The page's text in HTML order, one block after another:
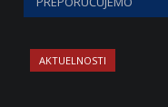
AKTUELNOSTI